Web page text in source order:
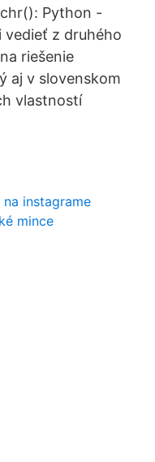
Python -
vedieť z druhého
riešenie
aj v slovenskom
vlastností
instagrame
mince